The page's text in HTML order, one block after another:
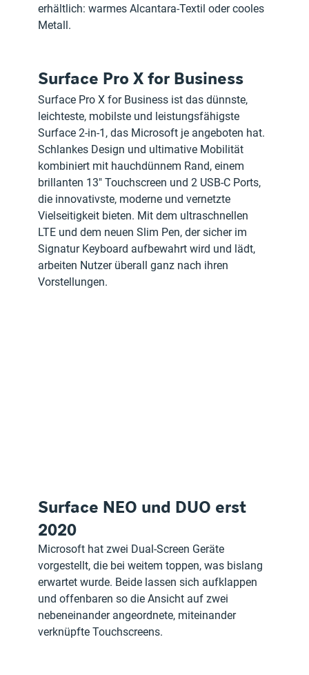
erhältlich: warmes Alcantara-Textil oder cooles
Metall.
Surface Pro X for Business
Surface Pro X for Business ist das dünnste,
leichteste, mobilste und leistungsfähigste
Surface 2-in-1, das Microsoft je angeboten hat.
Schlankes Design und ultimative Mobilität
kombiniert mit hauchdünnem Rand, einem
brillanten 13" Touchscreen und 2 USB-C Ports,
die innovativste, moderne und vernetzte
Vielseitigkeit bieten. Mit dem ultraschnellen
LTE und dem neuen Slim Pen, der sicher im
Signatur Keyboard aufbewahrt wird und lädt,
arbeiten Nutzer überall ganz nach ihren
Vorstellungen.
Surface NEO und DUO erst
2020
Microsoft hat zwei Dual-Screen Geräte
vorgestellt, die bei weitem toppen, was bislang
erwartet wurde. Beide lassen sich aufklappen
und offenbaren so die Ansicht auf zwei
nebeneinander angeordnete, miteinander
verknüpfte Touchscreens.